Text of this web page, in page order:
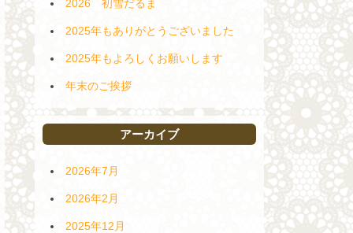
2026 初雪だるま
2025年もありがとうございました
2025年もよろしくお願いします
年末のご挨拶
アーカイブ
2026年7月
2026年2月
2025年12月